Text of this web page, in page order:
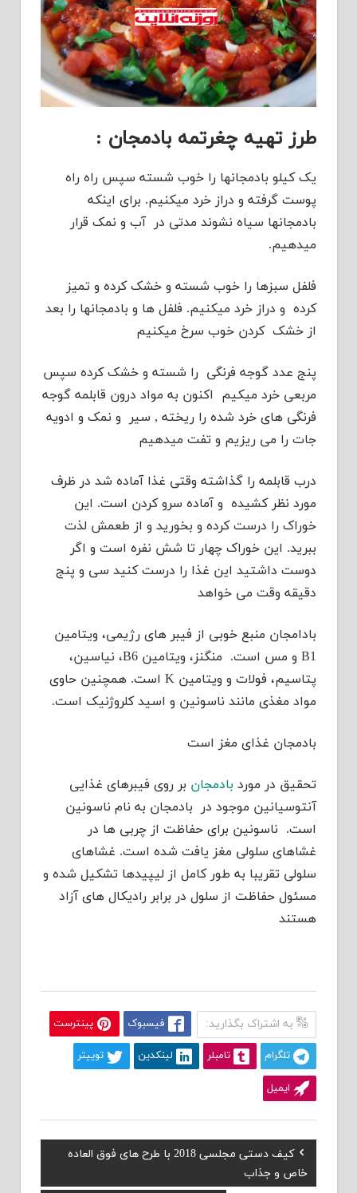
طرز تهیه چغرتمه بادمجان :
یک کیلو بادمجانها را خوب شسته سپس راه راه
پوست گرفته و دراز خرد میکنیم. برای اینکه
بادمجانها سیاه نشوند مدتی در آب و نمک قرار
میدهیم.
فلفل سبزها را خوب شسته و خشک کرده و تمیز
کرده و دراز خرد میکنیم. فلفل ها و بادمجانها را بعد
از خشک کردن خوب سرخ میکنیم
پنج عدد گوجه فرنگی را شسته و خشک کرده سپس
مربعی خرد میکیم اکنون به مواد درون قابلمه گوجه
فرنگی های خرد شده را ریخته , سیر و نمک و ادویه
جات را می ریزیم و تفت میدهیم
درب قابلمه را گذاشته وقتی غذا آماده شد در ظرف
مورد نظر کشیده و آماده سرو کردن است. این
خوراک را درست کرده و بخورید و از طعمش لذت
ببرید. این خوراک چهار تا شش نفره است و اگر
دوست داشتید این غذا را درست کنید سی و پنج
دقیقه وقت می خواهد
بادامجان منبع خوبی از فیبر های رژیمی، ویتامین
B1 و مس است. منگنز، ویتامین B6، نیاسین،
پتاسیم، فولات و ویتامین K است. همچنین حاوی
مواد مغذی مانند ناسونین و اسید کلروژنیک است.
بادمجان غذای مغز است
تحقیق در مورد بادمجان بر روی فیبرهای غذایی
آنتوسیانین موجود در بادمجان به نام ناسونین
است. ناسونین برای حفاظت از چربی ها در
غشاهای سلولی مغز یافت شده است. غشاهای
سلولی تقریبا به طور کامل از لیپیدها تشکیل شده و
مسئول حفاظت از سلول در برابر رادیکال های آزاد
هستند
به اشتراک بگذارید: فیسبوک پینترست
تلگرام تامبلر لینکدین توییتر
ایمیل
راهبری
Previous
Post:
کیف دستی مجلسی 2018 با طرح های فوق العاده
خاص و جذاب